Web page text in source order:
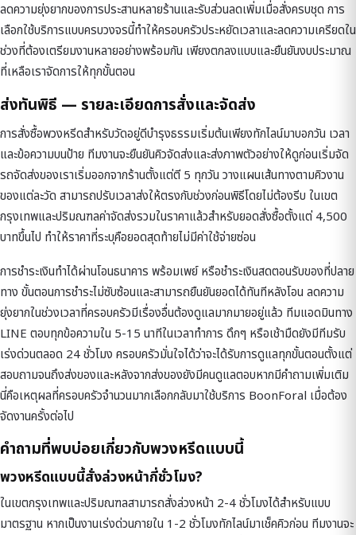
ลดความยุ่งยากของการประสานหลายร้านและรับส่วนลดเพิ่มเมื่อสั่งครบชุด การ
เลือกใช้บริการแบบครบวงจรนี้ทำให้ครอบครัวประหยัดเวลาและลดความเครียดใน
ช่วงที่ต้องเตรียมงานหลายอย่างพร้อมกัน เพียงตกลงแบบและยืนยันงบประมาณ
ที่เหลือเราจัดการให้ทุกขั้นตอน
ส่งทันพิธี — รายละเอียดการสั่งและจัดส่ง
การสั่งซื้อพวงหรีดสำหรับวัดอยู่ดีบำรุงธรรมเริ่มต้นเพียงทักไลน์มาบอกวัน เวลา
และข้อความบนป้าย ทีมงานจะยืนยันคิวจัดส่งและส่งภาพตัวอย่างให้ดูก่อนเริ่มจัด
รถจัดส่งของเราเริ่มออกจากร้านตั้งแต่ตี 5 ทุกวัน วางแผนเส้นทางตามคิวงาน
ของแต่ละวัด สามารถปรับเวลาส่งให้ตรงกับช่วงก่อนพิธีโดยไม่ต้องรีบ ในเขต
กรุงเทพและปริมณฑลค่าจัดส่งรวมในราคาแล้วสำหรับยอดสั่งซื้อตั้งแต่ 4,500
บาทขึ้นไป ทำให้ราคาที่ระบุคือยอดสุดท้ายไม่มีค่าใช้จ่ายซ่อน
การชำระเงินทำได้ผ่านโอนธนาคาร พร้อมเพย์ หรือชำระเงินสดตอนรับของที่ปลาย
ทาง ขั้นตอนการชำระไม่ซับซ้อนและสามารถยืนยันยอดได้ทันทีหลังโอน ลดความ
ยุ่งยากในช่วงเวลาที่ครอบครัวมีเรื่องอื่นต้องดูแลมากมายอยู่แล้ว ทีมแอดมินทาง
LINE ตอบทุกข้อความใน 5-15 นาทีในเวลาทำการ ดึกๆ หรือเช้ามืดยังมีทีมรับ
เร่งด่วนตลอด 24 ชั่วโมง ครอบครัวมั่นใจได้ว่าจะได้รับการดูแลทุกขั้นตอนตั้งแต่
สอบถามจนถึงส่งของและหลังจากส่งของยังมีคนดูแลตอบหากมีคำถามเพิ่มเติม
นี่คือเหตุผลที่ครอบครัวจำนวนมากเลือกกลับมาใช้บริการ BoonForal เมื่อต้อง
จัดงานครั้งต่อไป
คำถามที่พบบ่อยเกี่ยวกับพวงหรีดแบบนี้
พวงหรีดแบบนี้สั่งล่วงหน้ากี่ชั่วโมง?
ในเขตกรุงเทพและปริมณฑลสามารถสั่งล่วงหน้า 2-4 ชั่วโมงได้สำหรับแบบ
มาตรฐาน หากเป็นงานเร่งด่วนภายใน 1-2 ชั่วโมงทักไลน์มาเช็คคิวก่อน ทีมงานจะ